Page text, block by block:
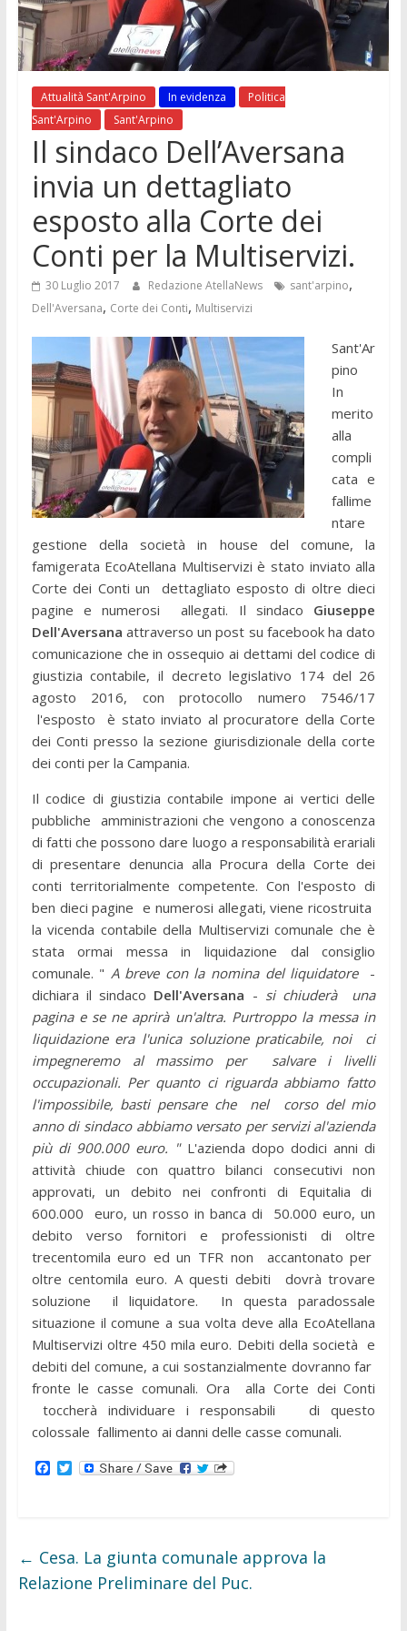
Attualità Sant'Arpino In evidenza
Politica
Sant'Arpino
Sant'Arpino
Il sindaco Dell’Aversana
invia un dettagliato
esposto alla Corte dei
Conti per la Multiservizi.
30 Luglio 2017 Redazione AtellaNews sant'arpino,
Dell'Aversana, Corte dei Conti, Multiservizi
Sant'Ar
pino
In
merito
alla
compli
cata e
fallime
ntare
gestione della società in house del comune, la
famigerata EcoAtellana Multiservizi è stato inviato alla
Corte dei Conti un dettagliato esposto di oltre dieci
pagine e numerosi allegati. Il sindaco Giuseppe
Dell'Aversana attraverso un post su facebook ha dato
comunicazione che in ossequio ai dettami del codice di
giustizia contabile, il decreto legislativo 174 del 26
agosto 2016, con protocollo numero 7546/17
l'esposto è stato inviato al procuratore della Corte
dei Conti presso la sezione giurisdizionale della corte
dei conti per la Campania.
Il codice di giustizia contabile impone ai vertici delle
pubbliche amministrazioni che vengono a conoscenza
di fatti che possono dare luogo a responsabilità erariali
di presentare denuncia alla Procura della Corte dei
conti territorialmente competente. Con l'esposto di
ben dieci pagine e numerosi allegati, viene ricostruita
la vicenda contabile della Multiservizi comunale che è
stata ormai messa in liquidazione dal consiglio
comunale. " A breve con la nomina del liquidatore-
dichiara il sindaco Dell'Aversana - si chiuderà una
pagina e se ne aprirà un'altra. Purtroppo la messa in
liquidazione era l'unica soluzione praticabile, noi ci
impegneremo al massimo per salvare i livelli
occupazionali. Per quanto ci riguarda abbiamo fatto
l'impossibile, basti pensare che nel corso del mio
anno di sindaco abbiamo versato per servizi al'azienda
più di 900.000 euro. " L'azienda dopo dodici anni di
attività chiude con quattro bilanci consecutivi non
approvati, un debito nei confronti di Equitalia di
600.000 euro, un rosso in banca di 50.000 euro, un
debito verso fornitori e professionisti di oltre
trecentomila euro ed un TFR non accantonato per
oltre centomila euro. A questi debiti dovrà trovare
soluzione il liquidatore. In questa paradossale
situazione il comune a sua volta deve alla EcoAtellana
Multiservizi oltre 450 mila euro. Debiti della società e
debiti del comune, a cui sostanzialmente dovranno far
fronte le casse comunali. Ora alla Corte dei Conti
toccherà individuare i responsabili di questo
colossale fallimento ai danni delle casse comunali.
F
o
k
T
r
← Cesa. La giunta comunale approva la
Relazione Preliminare del Puc.